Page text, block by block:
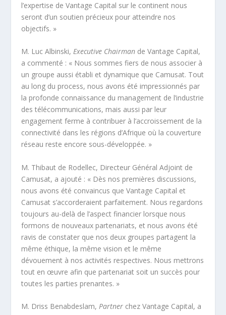
l’expertise de Vantage Capital sur le continent nous
seront d’un soutien précieux pour atteindre nos
objectifs. »
M. Luc Albinski,Executive Chairman de Vantage Capital,
a commenté : « Nous sommes fiers de nous associer à
un groupe aussi établi et dynamique que Camusat. Tout
au long du process, nous avons été impressionnés par
la profonde connaissance du management de l’industrie
des télécommunications, mais aussi par leur
engagement ferme à contribuer à l’accroissement de la
connectivité dans les régions d’Afrique où la couverture
réseau reste encore sous-développée. »
M. Thibaut de Rodellec, Directeur Général Adjoint de
Camusat, a ajouté : « Dès nos premières discussions,
nous avons été convaincus que Vantage Capital et
Camusat s’accorderaient parfaitement. Nous regardons
toujours au-delà de l’aspect financier lorsque nous
formons de nouveaux partenariats, et nous avons été
ravis de constater que nos deux groupes partagent la
même éthique, la même vision et le même
dévouement à nos activités respectives. Nous mettrons
tout en œuvre afin que partenariat soit un succès pour
toutes les parties prenantes. »
M. Driss Benabdeslam, Partner chez Vantage Capital, a